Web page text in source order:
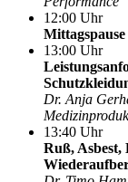
12:00 Uhr
13:00 Uhr
Dr. Anja
13:40 Uhr
Ruß, Asbest,